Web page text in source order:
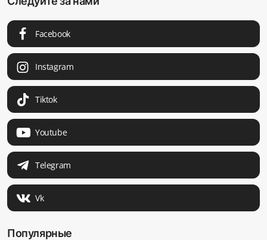
Facebook
Instagram
Tiktok
Youtube
Telegram
Vk
Популярные